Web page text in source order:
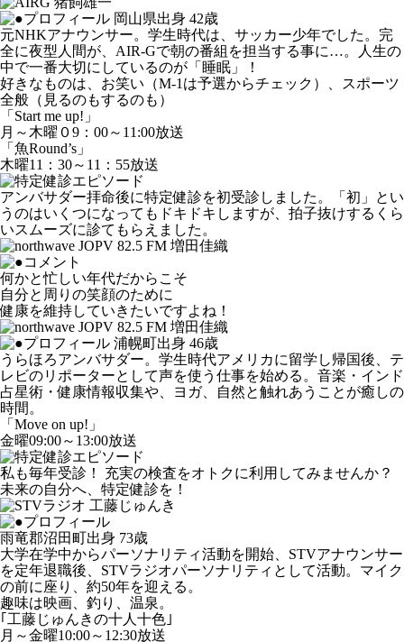
岡山県出身 42歳
元NHKアナウンサー。学生時代は、サッカー少年でした。完
全に夜型人間が、AIR-Gで朝の番組を担当する事に…。人生の
中で一番大切にしているのが「睡眠」！
好きなものは、お笑い（M-1は予選からチェック）、スポーツ
全般（見るのもするのも）
「Start me up!」
月～木曜０9：00～11:00放送
「魚Round’s」
木曜11：30～11：55放送
アンバサダー拝命後に特定健診を初受診しました。「初」とい
うのはいくつになってもドキドキしますが、拍子抜けするくら
いスムーズに診てもらえました。
何かと忙しい年代だからこそ
自分と周りの笑顔のために
健康を維持していきたいですよね！
浦幌町出身 46歳
うらほろアンバサダー。学生時代アメリカに留学し帰国後、テ
レビのリポーターとして声を使う仕事を始める。音楽・インド
占星術・健康情報収集や、ヨガ、自然と触れあうことが癒しの
時間。
「Move on up!」
金曜09:00～13:00放送
私も毎年受診！ 充実の検査をオトクに利用してみませんか？
未来の自分へ、特定健診を！
雨竜郡沼田町出身 73歳
大学在学中からパーソナリティ活動を開始、STVアナウンサー
を定年退職後、STVラジオパーソナリティとして活動。マイク
の前に座り、約50年を迎える。
趣味は映画、釣り、温泉。
｢工藤じゅんきの十人十色｣
月～金曜10:00～12:30放送